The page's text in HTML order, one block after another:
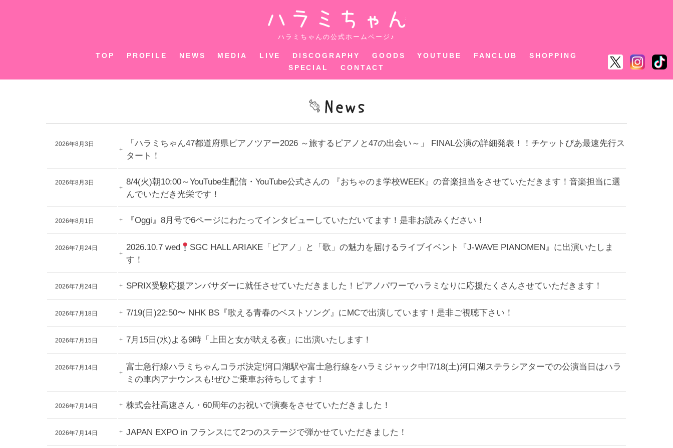
ハラミちゃん
ハラミちゃんの公式ホームページ♪
TOP PROFILE NEWS MEDIA LIVE DISCOGRAPHY GOODS YOUTUBE FANCLUB
SHOPPING
SPECIAL
CONTACT
2026年8月3日
「ハラミちゃん47都道府県ピアノツアー2026 ～旅するピアノと47の出会い～」 FINAL公演の詳細発表！！チケットぴあ最速先行ス
タート！
2026年8月3日
8/4(火)朝10:00～YouTube生配信・YouTube公式さんの 『おちゃのま学校WEEK』の音楽担当をさせていただきます！音楽担当に選
んでいただき光栄です！
2026年8月1日 『Oggi』8月号で6ページにわたってインタビューしていただいてます！是非お読みください！
2026年7月24日 2026.10.7 wed
SGC HALL ARIAKE「ピアノ」と「歌」の魅力を届けるライブイベント『J-WAVE PIANOMEN』に出演いたしま
す！
2026年7月24日 SPRIX受験応援アンバサダーに就任させていただきました！ピアノパワーでハラミなりに応援たくさんさせていただきます！
2026年7月18日 7/19(日)22:50〜 NHK BS『歌える青春のベストソング』にMCで出演しています！是非ご視聴下さい！
2026年7月15日 7月15日(水)よる9時「上田と女が吠える夜」に出演いたします！
2026年7月14日
富士急行線ハラミちゃんコラボ決定!河口湖駅や富士急行線をハラミジャック中!7/18(土)河口湖ステラシアターでの公演当日はハラ
ミの車内アナウンスも!ぜひご乗車お待ちしてます！
2026年7月14日 株式会社高速さん・60周年のお祝いで演奏をさせていただきました！
2026年7月14日 JAPAN EXPO in フランスにて2つのステージで弾かせていただきました！